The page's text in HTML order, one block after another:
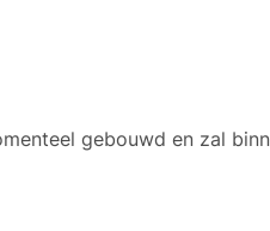
gebouwd en zal